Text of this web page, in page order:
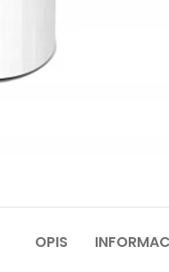
OPIS